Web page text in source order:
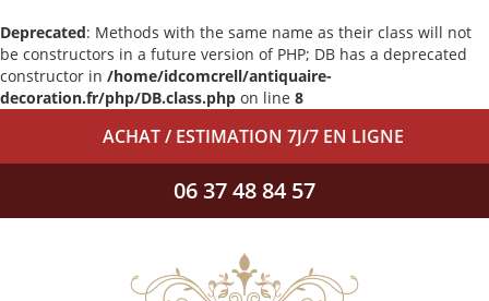
Deprecated: Methods with the same name as their class will not
be constructors in a future version of PHP; DB has a deprecated
constructor in /home/idcomcrell/antiquaire-
decoration.fr/php/DB.class.php on line 8
ACHAT / ESTIMATION 7J/7 EN LIGNE
06 37 48 84 57